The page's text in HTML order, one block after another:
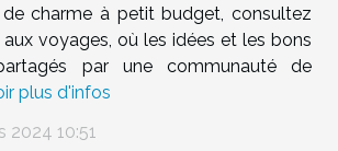
charme à petit budget, consultez
voyages, où les idées et les bons
par une communauté de
plus d'infos
2024 10:51